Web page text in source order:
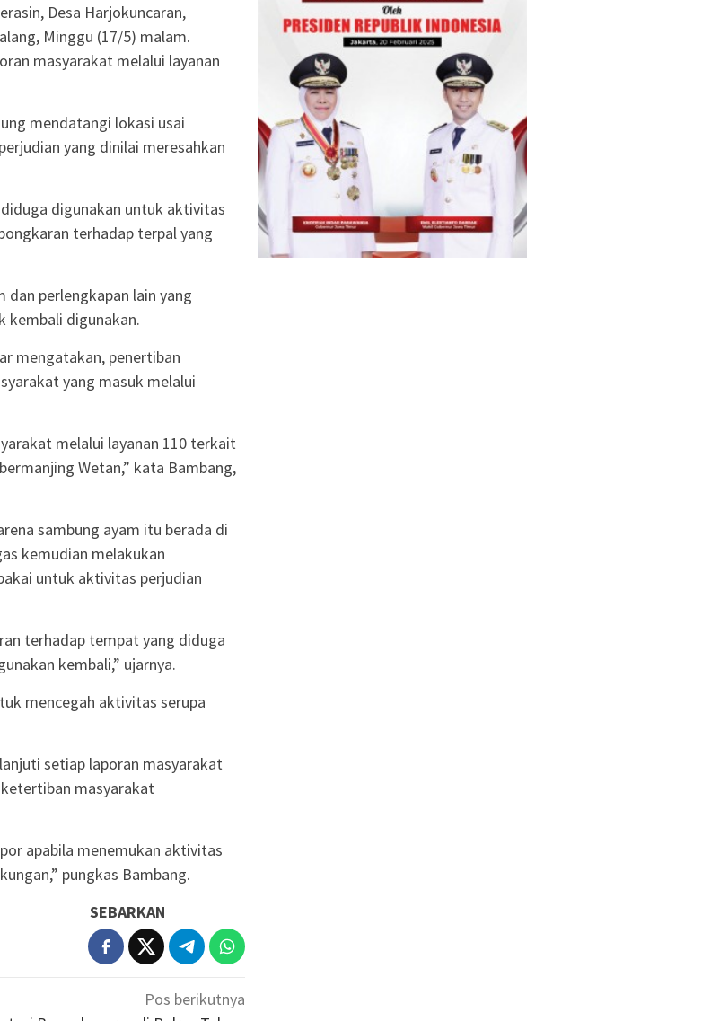
Desa Harjokuncaran,
Minggu (17/5) malam.
masyarakat melalui layanan
mendatangi lokasi usai
yang dinilai meresahkan
digunakan untuk aktivitas
terhadap terpal yang
dan perlengkapan lain yang
kembali digunakan.
mengatakan, penertiban
yang masuk melalui
melalui layanan 110 terkait
Wetan,” kata Bambang,
sambung ayam itu berada di
kemudian melakukan
untuk aktivitas perjudian
terhadap tempat yang diduga
kembali,” ujarnya.
mencegah aktivitas serupa
setiap laporan masyarakat
masyarakat
apabila menemukan aktivitas
pungkas Bambang.
SEBARKAN
Pos berikutnya